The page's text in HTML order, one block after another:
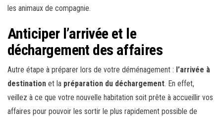
les animaux de compagnie.
Anticiper l’arrivée et le
déchargement des affaires
Autre étape à préparer lors de votre déménagement : l’arrivée à
destination et la préparation du déchargement. En effet,
veillez à ce que votre nouvelle habitation soit prête à accueillir vos
affaires pour pouvoir les sortir le plus rapidement possible de